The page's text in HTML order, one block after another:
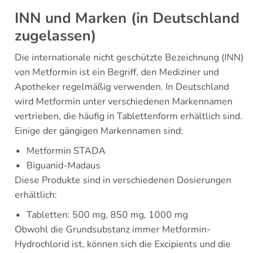
INN und Marken (in Deutschland
zugelassen)
Die internationale nicht geschützte Bezeichnung (INN)
von Metformin ist ein Begriff, den Mediziner und
Apotheker regelmäßig verwenden. In Deutschland
wird Metformin unter verschiedenen Markennamen
vertrieben, die häufig in Tablettenform erhältlich sind.
Einige der gängigen Markennamen sind:
Metformin STADA
Biguanid-Madaus
Diese Produkte sind in verschiedenen Dosierungen
erhältlich:
Tabletten: 500 mg, 850 mg, 1000 mg
Obwohl die Grundsubstanz immer Metformin-
Hydrochlorid ist, können sich die Excipients und die